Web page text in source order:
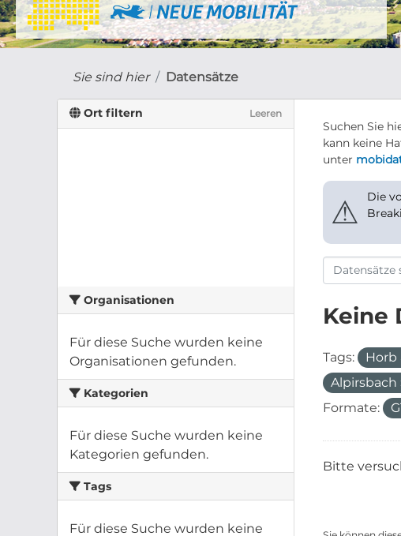
Sie sind hier Datensätze
Ort filtern Leeren
Organisationen
Für diese Suche wurden keine
Organisationen gefunden.
Kategorien
Für diese Suche wurden keine
Kategorien gefunden.
Tags
Für diese Suche wurden keine
Suchen Sie
kann keine
unter
⚠
Die
Keine
Tags: Horb
Alpirsbach
Formate:
Bitte